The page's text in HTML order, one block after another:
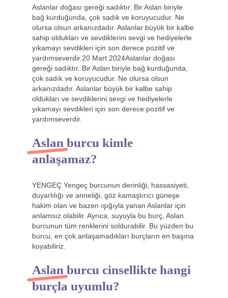
Aslanlar doğası gereği sadıktır. Bir Aslan biriyle
bağ kurduğunda, çok sadık ve koruyucudur. Ne
olursa olsun arkanızdadır. Aslanlar büyük bir kalbe
sahip oldukları ve sevdiklerini sevgi ve hediyelerle
yıkamayı sevdikleri için son derece pozitif ve
yardımseverdir.20 Mart 2024Aslanlar doğası
gereği sadıktır. Bir Aslan biriyle bağ kurduğunda,
çok sadık ve koruyucudur. Ne olursa olsun
arkanızdadır. Aslanlar büyük bir kalbe sahip
oldukları ve sevdiklerini sevgi ve hediyelerle
yıkamayı sevdikleri için son derece pozitif ve
yardımseverdir.
Aslan burcu kimle
anlaşamaz?
YENGEÇ Yengeç burcunun derinliği, hassasiyeti,
duyarlılığı ve anneliği, göz kamaştırıcı güneşe
hakim olan ve bazen ışığıyla yanan Aslanlar için
anlamsız olabilir. Ayrıca, suyuyla bu burç, Aslan
burcunun tüm renklerini soldurabilir. Bu yüzden bu
burcu, en çok anlaşamadıkları burçların en başına
koyabiliriz.
Aslan burcu cinsellikte hangi
burçla uyumlu?